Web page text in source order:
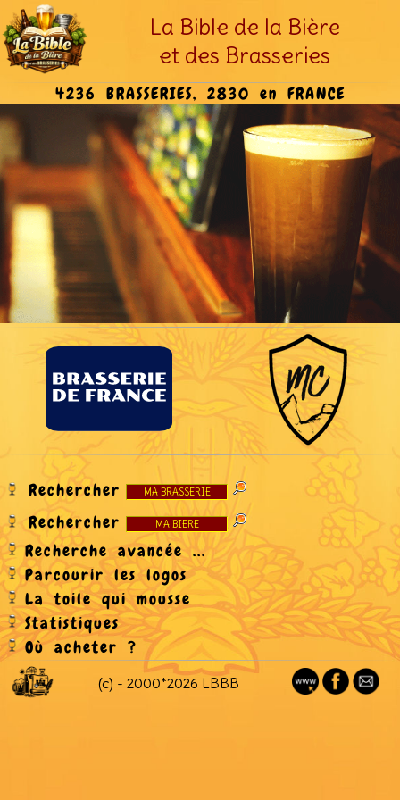
La Bible de la Bière
et des Brasseries
4236 BRASSERIES, 2830 en FRANCE
Rechercher
Rechercher
Recherche avancée ...
Parcourir les logos
La toile qui mousse
Statistiques
Où acheter ?
(c) - 2000*2026 LBBB